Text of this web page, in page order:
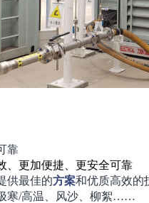
靠
、更加便捷、更安全可靠
供最佳的方案和优质高效的
寒/高温、风沙、柳絮……